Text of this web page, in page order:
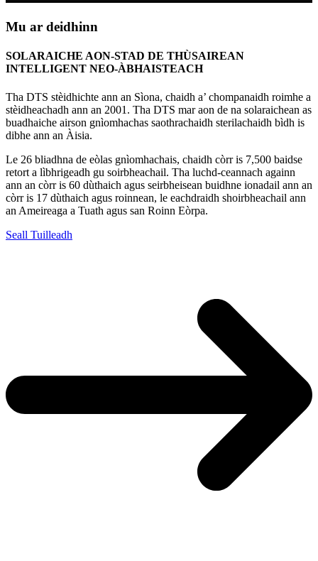
Mu ar deidhinn
SOLARAICHE AON-STAD DE THÙSAIREAN
INTELLIGENT NEO-ÀBHAISTEACH
Tha DTS stèidhichte ann an Sìona, chaidh a’ chompanaidh roimhe a
stèidheachadh ann an 2001. Tha DTS mar aon de na solaraichean as
buadhaiche airson gnìomhachas saothrachaidh sterilachaidh bìdh is
dibhe ann an Àisia.
Le 26 bliadhna de eòlas gnìomhachais, chaidh còrr is 7,500 baidse
retort a lìbhrigeadh gu soirbheachail. Tha luchd-ceannach againn
ann an còrr is 60 dùthaich agus seirbheisean buidhne ionadail ann an
còrr is 17 dùthaich agus roinnean, le eachdraidh shoirbheachail ann
an Ameireaga a Tuath agus san Roinn Eòrpa.
Seall Tuilleadh